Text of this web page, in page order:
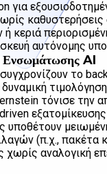
για
καθυστερήσεις
κεριά
αυτόνομης
Ενσωμάτωσης AI
το
τόνισε την
(π.χ.,
χωρίς αναλογική